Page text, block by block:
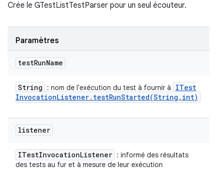
Crée le GTestListTestParser pour un seul écouteur.
Paramètres
testRunName
String : nom de l'exécution du test à fournir à
ITest
InvocationListener. testRunStarted(String , int)
listener
ITestInvocationListener : informé des résultats
des tests au fur et à mesure de leur exécution